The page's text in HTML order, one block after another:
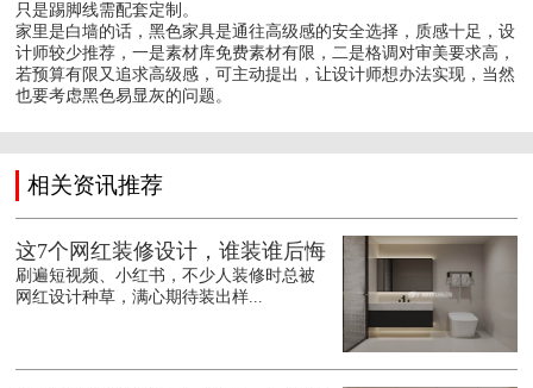
只是踢脚线需配套定制。
家里是白墙的话，黑色家具是通往高级感的安全选择，质感十足，设
计师较少推荐，一是素材库免费素材有限，二是格调对审美要求高，
若预算有限又追求高级感，可主动提出，让设计师想办法实现，当然
也要考虑黑色易显灰的问题。
相关资讯推荐
这7个网红装修设计，谁装谁后悔
刷遍短视频、小红书，不少人装修时总被
网红设计种草，满心期待装出样...